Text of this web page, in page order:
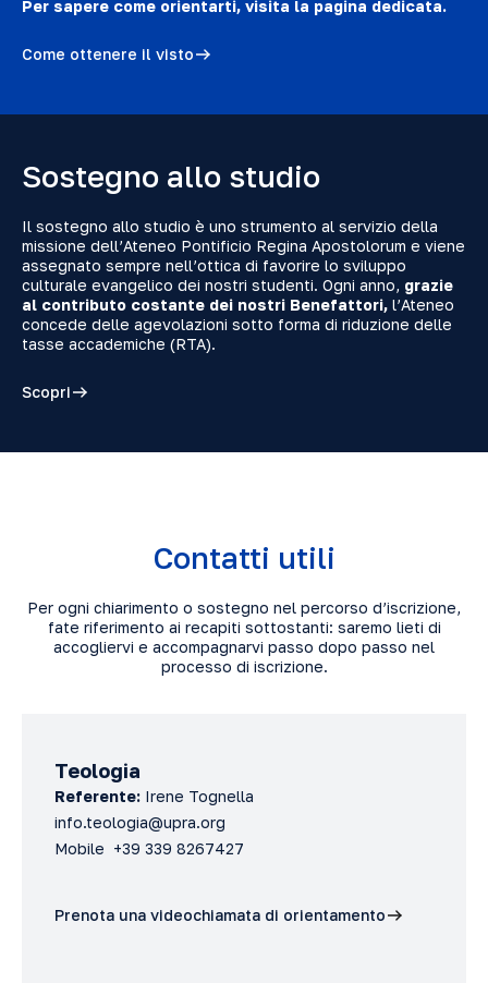
Per sapere come orientarti, visita la pagina dedicata.
Come ottenere il visto
Sostegno allo studio
Il sostegno allo studio è uno strumento al servizio della
missione dell’Ateneo Pontificio Regina Apostolorum e viene
assegnato sempre nell’ottica di favorire lo sviluppo
culturale evangelico dei nostri studenti. Ogni anno, grazie
al contributo costante dei nostri Benefattori, l’Ateneo
concede delle agevolazioni sotto forma di riduzione delle
tasse accademiche (RTA).
Scopri
Contatti utili
Per ogni chiarimento o sostegno nel percorso d’iscrizione,
fate riferimento ai recapiti sottostanti: saremo lieti di
accogliervi e accompagnarvi passo dopo passo nel
processo di iscrizione.
Teologia
Referente: Irene Tognella
info.teologia@upra.org
Mobile +39 339 8267427
Prenota una videochiamata di orientamento